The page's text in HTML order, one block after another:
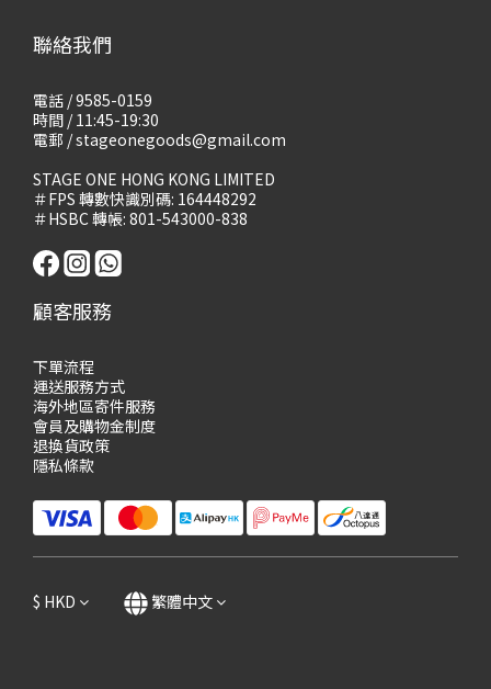
聯絡我們
電話 / 9585-0159
時間 / 11:45-19:30
電郵 / stageonegoods@gmail.com
STAGE ONE HONG KONG LIMITED
＃FPS 轉數快識別碼: 164448292
＃HSBC 轉帳: 801-543000-838
顧客服務
下單流程
運送服務方式
海外地區寄件服務
會員及購物金制度
退換貨政策
隱私條款
$ HKD 繁體中文